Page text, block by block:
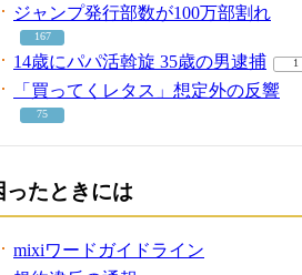
ジャンプ発行部数が100万部割れ
167
14歳にパパ活斡旋 35歳の男逮捕 1
「買ってくレタス」想定外の反響
75
ったときには
mixiワードガイドライン